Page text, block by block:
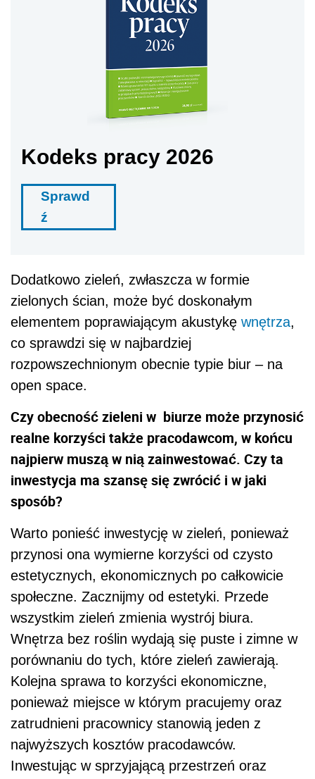
Kodeks pracy 2026
Sprawd
ź
Dodatkowo zieleń, zwłaszcza w formie
zielonych ścian, może być doskonałym
elementem poprawiającym akustykę wnętrza,
co sprawdzi się w najbardziej
rozpowszechnionym obecnie typie biur – na
open space.
Czy obecność zieleni w biurze może przynosić
realne korzyści także pracodawcom, w końcu
najpierw muszą w nią zainwestować. Czy ta
inwestycja ma szansę się zwrócić i w jaki
sposób?
Warto ponieść inwestycję w zieleń, ponieważ
przynosi ona wymierne korzyści od czysto
estetycznych, ekonomicznych po całkowicie
społeczne. Zacznijmy od estetyki. Przede
wszystkim zieleń zmienia wystrój biura.
Wnętrza bez roślin wydają się puste i zimne w
porównaniu do tych, które zieleń zawierają.
Kolejna sprawa to korzyści ekonomiczne,
ponieważ miejsce w którym pracujemy oraz
zatrudnieni pracownicy stanowią jeden z
najwyższych kosztów pracodawców.
Inwestując w sprzyjającą przestrzeń oraz